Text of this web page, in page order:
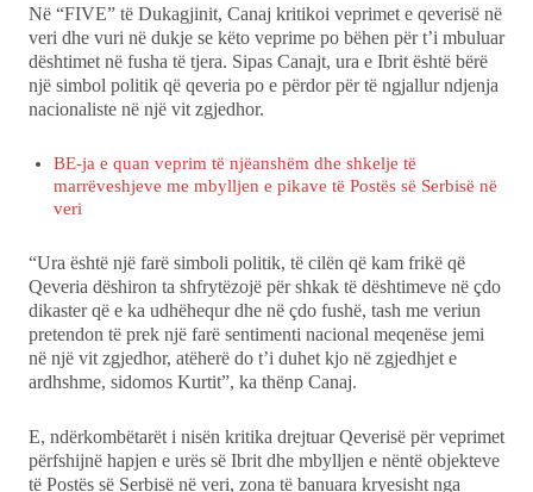
Në “FIVE” të Dukagjinit, Canaj kritikoi veprimet e qeverisë në
veri dhe vuri në dukje se këto veprime po bëhen për t’i mbuluar
dështimet në fusha të tjera. Sipas Canajt, ura e Ibrit është bërë
një simbol politik që qeveria po e përdor për të ngjallur ndjenja
nacionaliste në një vit zgjedhor.
BE-ja e quan veprim të njëanshëm dhe shkelje të
marrëveshjeve me mbylljen e pikave të Postës së Serbisë në
veri
“Ura është një farë simboli politik, të cilën që kam frikë që
Qeveria dëshiron ta shfrytëzojë për shkak të dështimeve në çdo
dikaster që e ka udhëhequr dhe në çdo fushë, tash me veriun
pretendon të prek një farë sentimenti nacional meqenëse jemi
në një vit zgjedhor, atëherë do t’i duhet kjo në zgjedhjet e
ardhshme, sidomos Kurtit”, ka thënp Canaj.
E, ndërkombëtarët i nisën kritika drejtuar Qeverisë për veprimet
përfshijnë hapjen e urës së Ibrit dhe mbylljen e nëntë objekteve
të Postës së Serbisë në veri, zona të banuara kryesisht nga